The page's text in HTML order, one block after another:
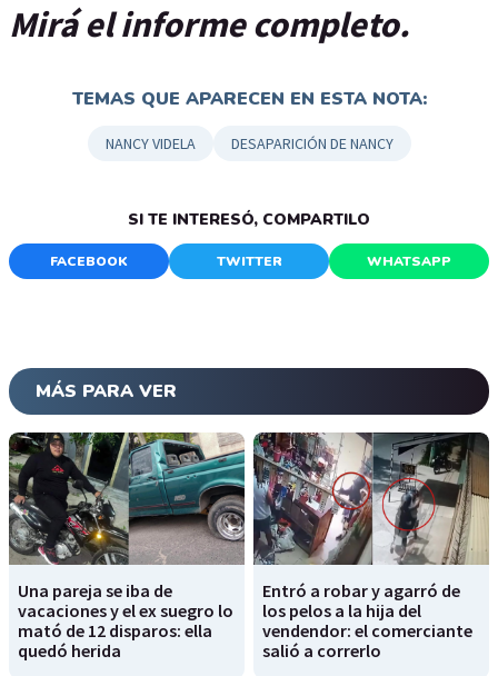
Mirá el informe completo.
TEMAS QUE APARECEN EN ESTA NOTA:
NANCY VIDELA DESAPARICIÓN DE NANCY
SI TE INTERESÓ, COMPARTILO
FACEBOOK TWITTER WHATSAPP
MÁS PARA VER
Una pareja se iba de
vacaciones y el ex suegro lo
mató de 12 disparos: ella
quedó herida
Entró a robar y agarró de
los pelos a la hija del
vendendor: el comerciante
salió a correrlo